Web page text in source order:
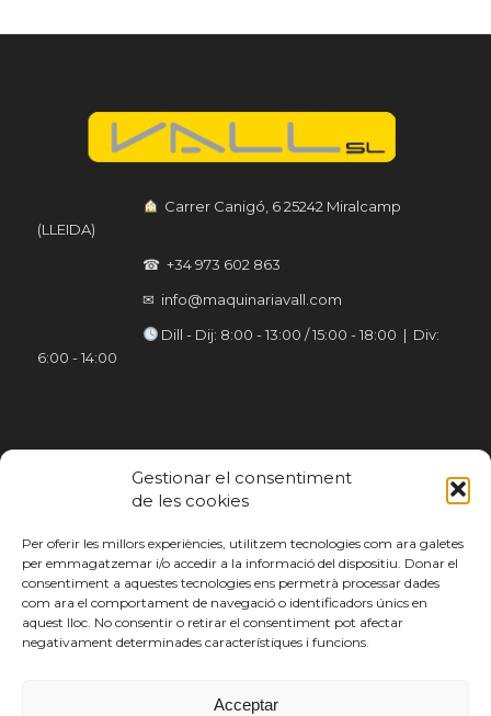
Gestionar el consentiment
de les cookies
Per oferir les millors experiències, utilitzem tecnologies com ara galetes
per emmagatzemar i/o accedir a la informació del dispositiu. Donar el
consentiment a aquestes tecnologies ens permetrà processar dades
com ara el comportament de navegació o identificadors únics en
aquest lloc. No consentir o retirar el consentiment pot afectar
negativament determinades característiques i funcions.
Acceptar
︎ Carrer Canigó, 6 25242 Miralcamp
(LLEIDA)
☎ +34 973 602 863
✉ info@maquinariavall.com
︎ Dill - Dij: 8:00 - 13:00 / 15:00 - 18:00 | Div:
6:00 - 14:00